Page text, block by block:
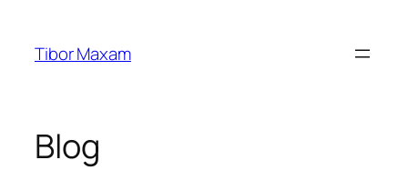
springen
Tibor Maxam
Blog